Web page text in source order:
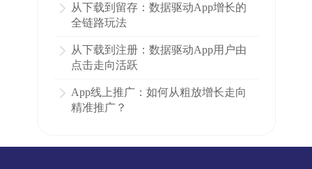
从下载到留存：数据驱动App增长的
全链路玩法
从下载到注册：数据驱动App用户由
点击走向活跃
App线上推广：如何从粗放增长走向
精准推广？